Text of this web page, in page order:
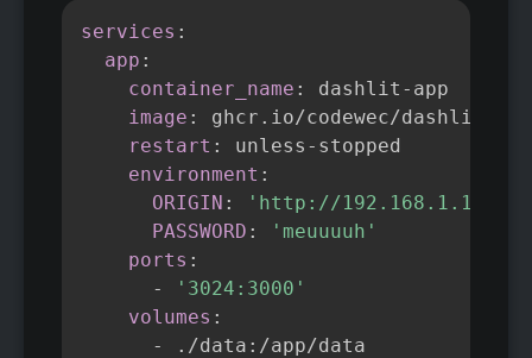
services :
app :
container_name : dashlit - app
image : ghcr.io/codewec/dashlit
restart : unless - stopped
environment :
ORIGIN :
'http://
PASSWORD :
'meuuuuh'
ports :
-
'3024:3000'
volumes :
-
./data : /app/data